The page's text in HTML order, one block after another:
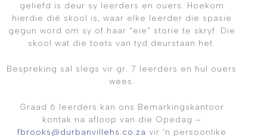
geliefd is deur sy leerders en ouers. Hoekom
hierdie dié skool is, waar elke leerder die spasie
gegun word om sy of haar “eie” storie te skryf. Die
skool wat die toets van tyd deurstaan het.
Bespreking sal slegs vir gr. 7 leerders en hul ouers
wees.
Graad 6 leerders kan ons Bemarkingskantoor
kontak na afloop van die Opedag –
fbrooks@durbanvillehs.co.za vir ‘n persoonlike